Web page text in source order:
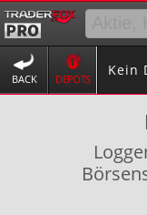
BACK DEPOTS
Kein